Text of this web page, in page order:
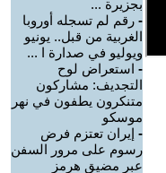
بجزيرة ...
- رقم لم تسجله أوروبا
الغربية من قبل.. يونيو
ويوليو في صدارة ا ...
- استعراض لوح
التجديف: مشاركون
متنكرون يطفون في نهر
موسكو
- إيران تعتزم فرض
رسوم على مرور السفن
عبر مضيق هرمز